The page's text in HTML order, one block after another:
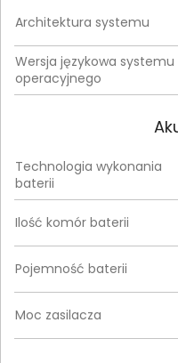
Architektura systemu
Wersja językowa systemu
operacyjnego
Technologia wykonania
baterii
Ilość komór baterii
Pojemność baterii
Moc zasilacza